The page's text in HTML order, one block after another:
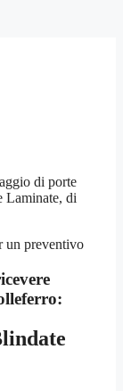
di porte
Laminate, di